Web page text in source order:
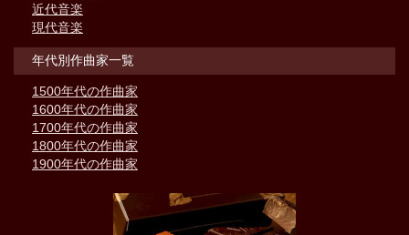
近代音楽
現代音楽
年代別作曲家一覧
1500年代の作曲家
1600年代の作曲家
1700年代の作曲家
1800年代の作曲家
1900年代の作曲家